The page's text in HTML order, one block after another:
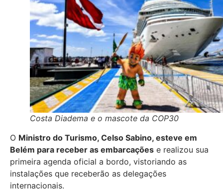
Costa Diadema e o mascote da COP30
O Ministro do Turismo, Celso Sabino, esteve em
Belém para receber as embarcações e realizou sua
primeira agenda oficial a bordo, vistoriando as
instalações que receberão as delegações
internacionais.